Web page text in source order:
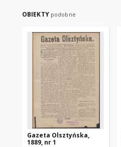
OBIEKTY podobne
Gazeta Olsztyńska,
1889, nr 1